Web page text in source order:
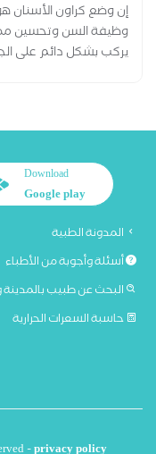
إن وضع كراون
وظيفة السن وتحسين
يركب بشكل دائم على
Download
Google play
المدونة الطبية
أسئلة وأجوبة من الأطباء
البحث عن طبيب
حاسبة السعرات الحرارية